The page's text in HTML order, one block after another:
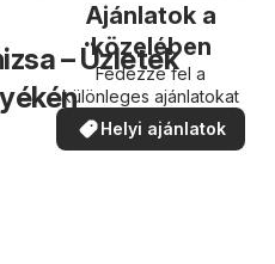
Ajánlatok a
közelében
Fedezze fel a
különleges ajánlatokat
Helyi ajánlatok
– Üzletek